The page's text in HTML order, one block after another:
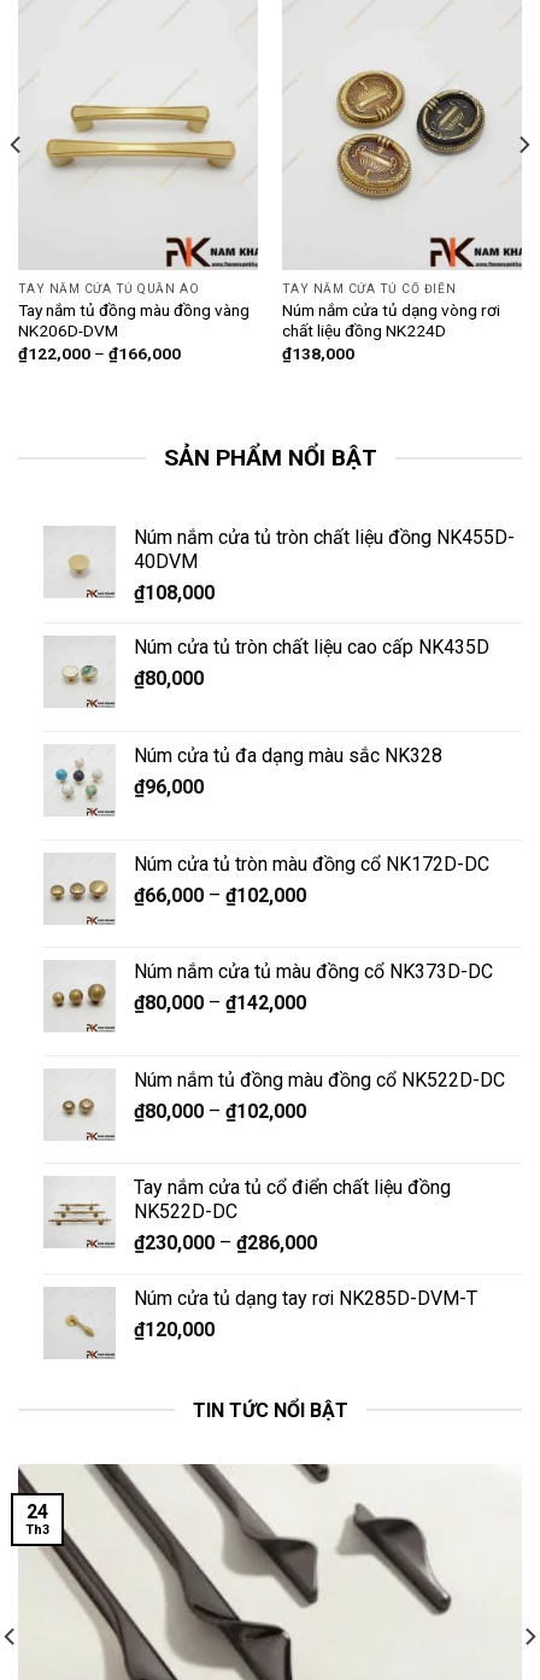
TAY NẮM CỬA TỦ QUẦN ÁO
Tay nắm tủ đồng màu đồng vàng
NK206D-DVM
₫122,000– ₫166,000
TAY NẮM CỬA TỦ CỔ ĐIỂN
Núm nắm cửa tủ dạng vòng rơi
chất liệu đồng NK224D
₫138,000
SẢN PHẨM NỔI BẬT
Núm nắm cửa tủ tròn chất liệu đồng NK455D-
40DVM
₫108,000
Núm cửa tủ tròn chất liệu cao cấp NK435D
₫80,000
Núm cửa tủ đa dạng màu sắc NK328
₫96,000
Núm cửa tủ tròn màu đồng cổ NK172D-DC
₫66,000– ₫102,000
Núm nắm cửa tủ màu đồng cổ NK373D-DC
₫80,000– ₫142,000
Núm nắm tủ đồng màu đồng cổ NK522D-DC
₫80,000– ₫102,000
Tay nắm cửa tủ cổ điển chất liệu đồng
NK522D-DC
₫230,000– ₫286,000
Núm cửa tủ dạng tay rơi NK285D-DVM-T
₫120,000
TIN TỨC NỔI BẬT
24
Th3